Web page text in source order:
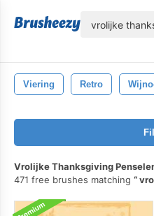
Viering Retro
Vrolijke Thanksgiving
471 free brushes matching